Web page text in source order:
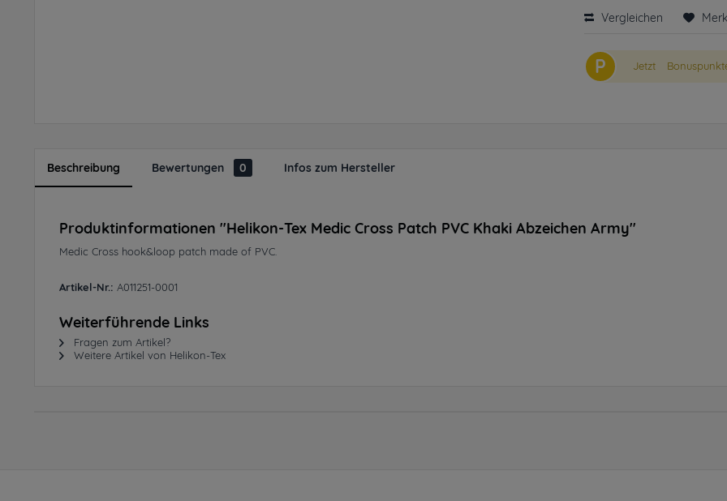
Vergleichen
P Jetzt
Beschreibung Bewertungen 0 Infos zum Hersteller
Produktinformationen "Helikon-Tex Medic Cross Patch PVC Khaki Abzeichen Army"
Medic Cross hook&loop patch made of PVC.
Artikel-Nr.: A011251-0001
Weiterführende Links
Fragen zum Artikel?
Weitere Artikel von Helikon-Tex